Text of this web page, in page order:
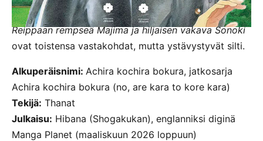
Reippaan rempseä Majima jahiljaisen vakava Sonoki
ovat toistensa vastakohdat, mutta ystävystyvät silti.
Alkuperäisnimi: Achira kochira bokura, jatkosarja
Achira kochira bokura (no, are kara to kore kara)
Tekijä: Thanat
Julkaisu: Hibana (Shogakukan), englanniksi diginä
Manga Planet (maaliskuun 2026 loppuun)